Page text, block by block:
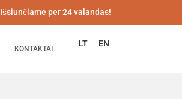
Išsiunčiame per 24 valandas!
KONTAKTAI
LT EN